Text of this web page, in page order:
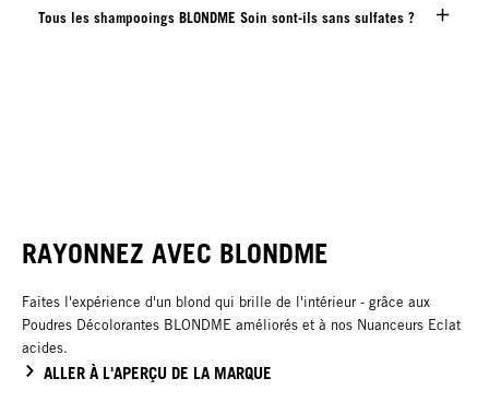
Tous les shampooings BLONDME Soin sont-ils sans sulfates ?
RAYONNEZ AVEC BLONDME
Faites l'expérience d'un blond qui brille de l'intérieur - grâce aux
Poudres Décolorantes BLONDME améliorés et à nos Nuanceurs Eclat
acides.
ALLER À L'APERÇU DE LA MARQUE